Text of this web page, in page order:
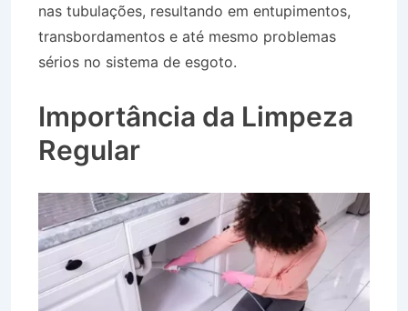
nas tubulações, resultando em entupimentos,
transbordamentos e até mesmo problemas
sérios no sistema de esgoto.
Importância da Limpeza
Regular